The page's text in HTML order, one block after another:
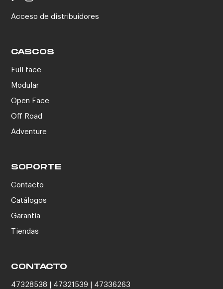
Acceso de distribuidores
CASCOS
Full face
Modular
Open Face
Off Road
Adventure
SOPORTE
Contacto
Catálogos
Garantía
Tiendas
CONTACTO
47328538 | 47321539 | 47336263